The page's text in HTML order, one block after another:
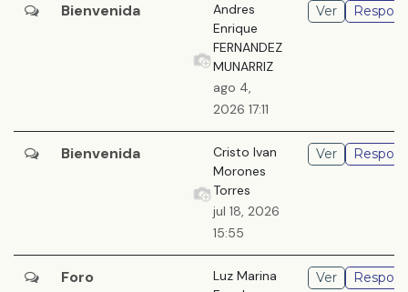
Bienvenida
Andres
Enrique
FERNANDEZ
MUNARRIZ
ago 4,
2026 17:11
Ver
Bienvenida
Cristo Ivan
Morones
Torres
jul 18, 2026
15:55
Ver
Foro
Luz Marina
Ver